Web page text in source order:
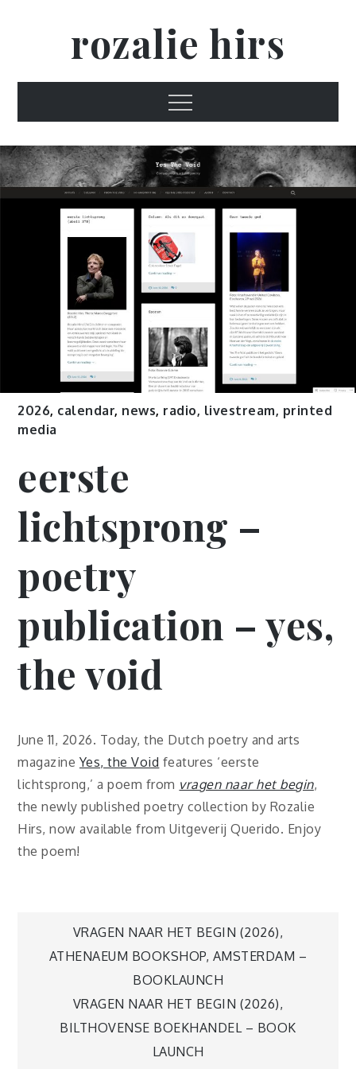
rozalie hirs
Menu
2026, calendar, news, radio, livestream, printed
media
eerste
lichtsprong –
poetry
publication – yes,
the void
June 11, 2026. Today, the Dutch poetry and arts
magazine Yes, the Void features ‘eerste
lichtsprong,’ a poem from vragen naar het begin,
the newly published poetry collection by Rozalie
Hirs, now available from Uitgeverij Querido. Enjoy
the poem!
Post
navigation
VRAGEN NAAR HET BEGIN (2026),
ATHENAEUM BOOKSHOP, AMSTERDAM –
BOOKLAUNCH
VRAGEN NAAR HET BEGIN (2026),
BILTHOVENSE BOEKHANDEL – BOOK
LAUNCH